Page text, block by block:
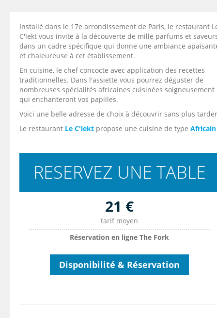
Installé dans le 17e arrondissement de Paris, le restaurant
C'lekt vous invite à la découverte de mille parfums et
dans un cadre spécifique qui donne une ambiance
et chaleureuse à cet établissement.
En cuisine, le chef concocte avec application des recettes
traditionnelles. Dans l'assiette vous pourrez déguster de
nombreuses spécialités africaines cuisinées soigneusement
qui enchanteront vos papilles.
Voici une belle adresse de choix à découvrir sans plus
Le restaurant Le C'lekt propose une cuisine de type Africain
RESERVEZ UNE TABLE
21 €
tarif moyen
Réservation en ligne The Fork
Disponibilité & Réservation